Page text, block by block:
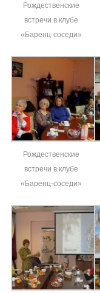
Рождественские
встречи в клубе
«Баренц-соседи»
Рождественские
встречи в клубе
«Баренц-соседи»